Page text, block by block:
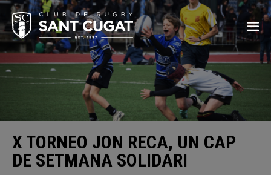
X TORNEO JON RECA, UN CAP
DE SETMANA SOLIDARI